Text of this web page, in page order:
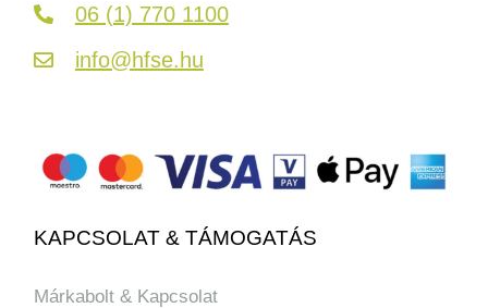
06 (1) 770 1100
info@hfse.hu
KAPCSOLAT & TÁMOGATÁS
Márkabolt & Kapcsolat